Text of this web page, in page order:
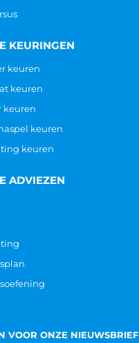
KEURINGEN
keuren
keuren
keuren
keuren
keuren
ADVIEZEN
VOOR ONZE NIEUWSBRIEF